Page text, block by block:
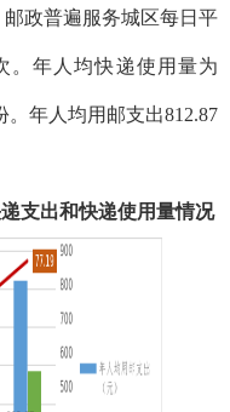
政普遍服务城区每日平
。年人均快递使用量为
。年人均用邮支出812.87
支出和快递使用量情况